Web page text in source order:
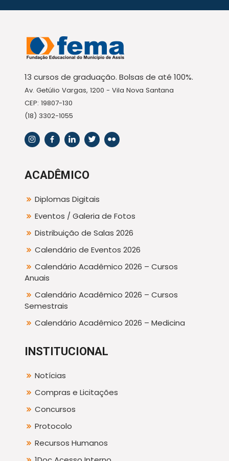
13 cursos de graduação. Bolsas de até 100%.
Av. Getúlio Vargas, 1200 - Vila Nova Santana
CEP: 19807-130
(18) 3302-1055
ACADÊMICO
Diplomas Digitais
Eventos / Galeria de Fotos
Distribuição de Salas 2026
Calendário de Eventos 2026
Calendário Acadêmico 2026 – Cursos
Anuais
Calendário Acadêmico 2026 – Cursos
Semestrais
Calendário Acadêmico 2026 – Medicina
INSTITUCIONAL
Notícias
Compras e Licitações
Concursos
Protocolo
Recursos Humanos